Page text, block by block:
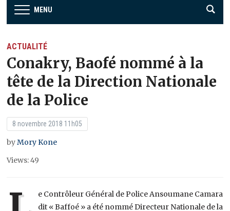
MENU
ACTUALITÉ
Conakry, Baofé nommé à la
tête de la Direction Nationale
de la Police
8 novembre 2018 11h05
byMory Kone
Views: 49
e Contrôleur Général de Police Ansoumane Camara
dit « Baffoé » a été nommé Directeur Nationale de la